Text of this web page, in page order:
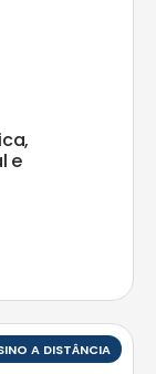
e
A DISTÂNCIA